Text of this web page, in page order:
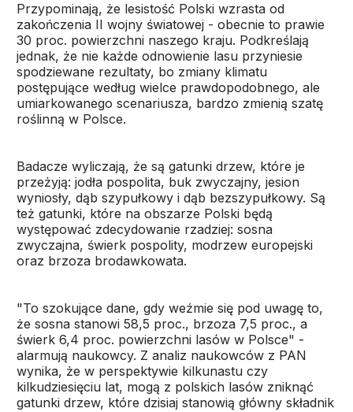
Przypominają, że lesistość Polski wzrasta od
zakończenia II wojny światowej - obecnie to prawie
30 proc. powierzchni naszego kraju. Podkreślają
jednak, że nie każde odnowienie lasu przyniesie
spodziewane rezultaty, bo zmiany klimatu
postępujące według wielce prawdopodobnego, ale
umiarkowanego scenariusza, bardzo zmienią szatę
roślinną w Polsce.
Badacze wyliczają, że są gatunki drzew, które je
przeżyją: jodła pospolita, buk zwyczajny, jesion
wyniosły, dąb szypułkowy i dąb bezszypułkowy. Są
też gatunki, które na obszarze Polski będą
występować zdecydowanie rzadziej: sosna
zwyczajna, świerk pospolity, modrzew europejski
oraz brzoza brodawkowata.
"To szokujące dane, gdy weźmie się pod uwagę to,
że sosna stanowi 58,5 proc., brzoza 7,5 proc., a
świerk 6,4 proc. powierzchni lasów w Polsce" -
alarmują naukowcy. Z analiz naukowców z PAN
wynika, że w perspektywie kilkunastu czy
kilkudziesięciu lat, mogą z polskich lasów zniknąć
gatunki drzew, które dzisiaj stanowią główny składnik